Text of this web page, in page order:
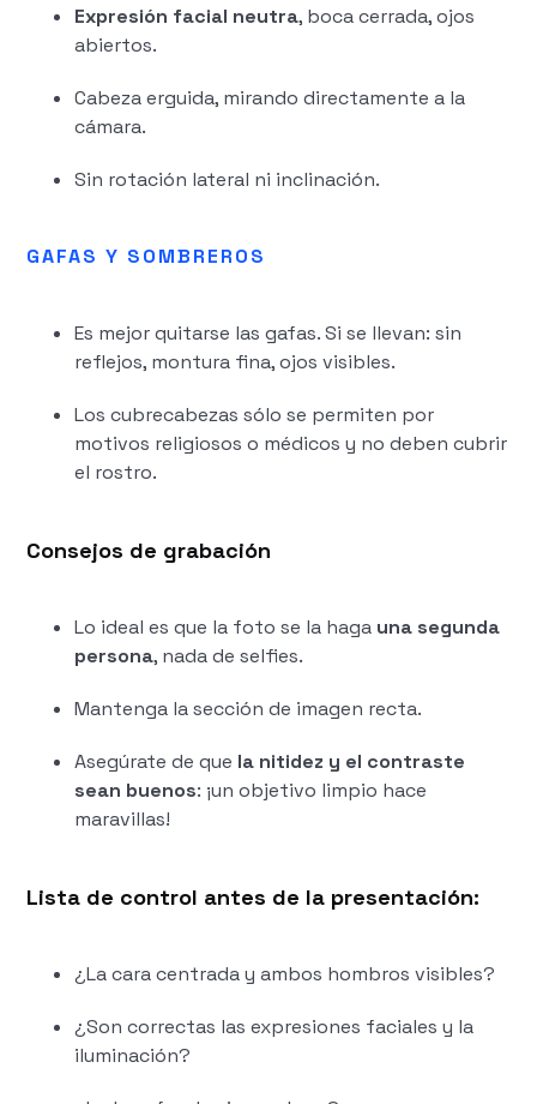
Expresión facial neutra, boca cerrada, ojos
abiertos.
Cabeza erguida, mirando directamente a la
cámara.
Sin rotación lateral ni inclinación.
GAFAS Y SOMBREROS
Es mejor quitarse las gafas. Si se llevan: sin
reflejos, montura fina, ojos visibles.
Los cubrecabezas sólo se permiten por
motivos religiosos o médicos y no deben cubrir
el rostro.
Consejos de grabación
Lo ideal es que la foto se la haga una segunda
persona, nada de selfies.
Mantenga la sección de imagen recta.
Asegúrate de que la nitidez y el contraste
sean buenos: ¡un objetivo limpio hace
maravillas!
Lista de control antes de la presentación:
¿La cara centrada y ambos hombros visibles?
¿Son correctas las expresiones faciales y la
iluminación?